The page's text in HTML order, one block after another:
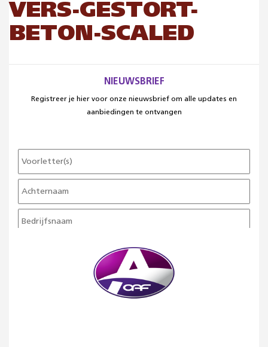
VERS-GESTORT-
BETON-SCALED
NIEUWSBRIEF
Registreer je hier voor onze nieuwsbrief om alle updates en
aanbiedingen te ontvangen